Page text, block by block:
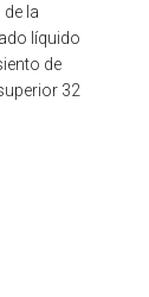
la
líquido
de
32